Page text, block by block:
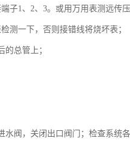
子1、2、3。或用万用表测远传
测一下，否则接错线将烧坏表；
总管上；
阀，关闭出口阀门；检查系统